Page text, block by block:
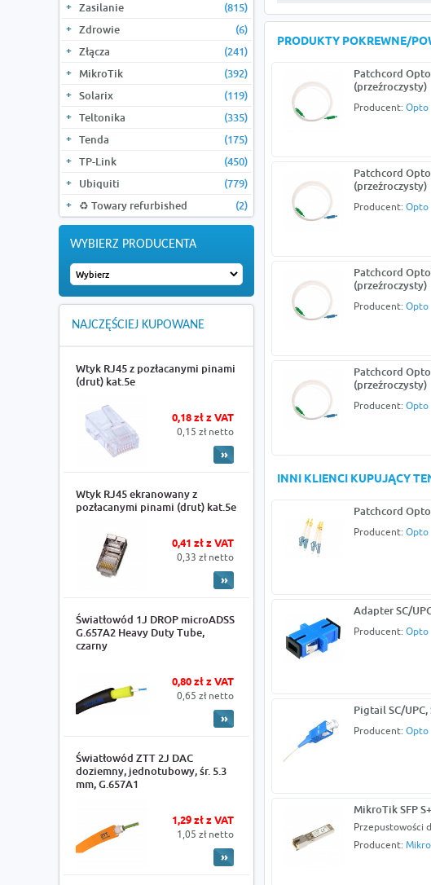
Zasilanie
(815)
Zdrowie
(6)
Złącza
(241)
MikroTik
(392)
Solarix
(119)
Teltonika
(335)
Tenda
(175)
TP-Link
(450)
Ubiquiti
(779)
♻️ Towary refurbished
(2)
WYBIERZ PRODUCENTA
NAJCZĘŚCIEJ KUPOWANE
Wtyk RJ45 z pozłacanymi pinami
(drut) kat.5e
0,18 zł z VAT
0,15 zł netto
Wtyk RJ45 ekranowany z
pozłacanymi pinami (drut) kat.5e
0,41 zł z VAT
0,33 zł netto
Światłowód 1J DROP microADSS
G.657A2 Heavy Duty Tube,
czarny
0,80 zł z VAT
0,65 zł netto
Światłowód ZTT 2J DAC
doziemny, jednotubowy, śr. 5.3
mm, G.657A1
1,29 zł z VAT
1,05 zł netto
PRODUKTY POKREWNE/
Patchcord Opto
(przeźroczysty)
Producent: Opto
Patchcord Opto
(przeźroczysty)
Producent: Opto
Patchcord Opto
(przeźroczysty)
Producent: Opto
Patchcord Opto
(przeźroczysty)
Producent: Opto
INNI KLIENCI KUPUJĄCY
Patchcord Opto
Producent: Opto
Adapter SC/
Producent: Opto
Pigtail SC/
Producent: Opto
MikroTik SFP
Przepustowości
Producent: